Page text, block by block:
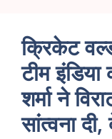
क्रिकेट
टीम
शर्मा ने
सांत्वना